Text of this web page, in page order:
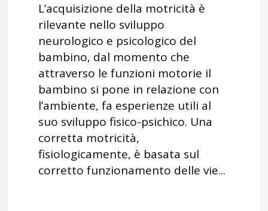
L’acquisizione della motricità è
rilevante nello sviluppo
neurologico e psicologico del
bambino, dal momento che
attraverso le funzioni motorie il
bambino si pone in relazione con
l’ambiente, fa esperienze utili al
suo sviluppo fisico-psichico. Una
corretta motricità,
fisiologicamente, è basata sul
corretto funzionamento delle vie...